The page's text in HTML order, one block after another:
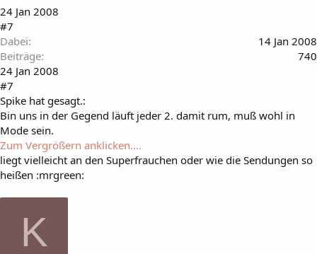
24 Jan 2008
#7
Dabei
14 Jan 2008
Beiträge
740
24 Jan 2008
#7
Spike hat gesagt.:
Bin uns in der Gegend läuft jeder 2. damit rum, muß wohl in
Mode sein.
Zum Vergrößern anklicken....
liegt vielleicht an den Superfrauchen oder wie die Sendungen so
heißen :mrgreen:
K